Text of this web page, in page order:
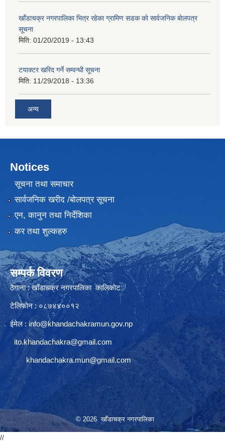
खाँडाचक्र नगरपालिका भित्र रहेका ग्रामिण सडक काे सार्वजनिक बाेलपत्र
सूचना
मिति: 01/20/2019 - 13:43
टयाक्टर खरिद गर्ने सम्वन्धी सूचना
मिति: 11/29/2018 - 13:36
अन्य
Notices
सूचना तथा समाचार
सार्वजनिक खरीद /बोलपत्र सूचना
एन, कानुन तथा निर्देशिका
कर तथा शुल्कहरु
सम्पर्क विवरण
ठेगाना : खाँडाचक्र नगरपालिका कालिकाेट
टेलिफोन : ०८७४४००१२
ईमेल : info@khandachakramun.gov.np
ito.khandachakra@gmail.com
khandachakra.mun@gmail.com
© 2026 खाँडाचक्र नगरपालिका
//